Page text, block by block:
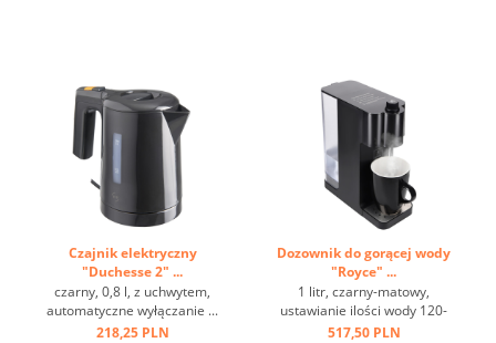
Czajnik elektryczny
"Duchesse 2" ...
czarny, 0,8 l, z uchwytem,
automatyczne wyłączanie ...
218,25 PLN
Dozownik do gorącej wody
"Royce" ...
1 litr, czarny-matowy,
ustawianie ilości wody 120-
220 ml ...
517,50 PLN